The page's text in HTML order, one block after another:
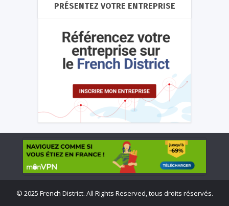
PRÉSENTEZ VOTRE ENTREPRISE
© 2025 French District. All Rights Reserved, tous droits réservés.